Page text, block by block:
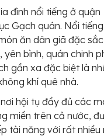
đình nổi tiếng ở quận
Gạch quán. Nổi
ăn dân giã đặc
yên bình, quán chinh
gần xa đặc biệt là
khí quê nhà.
hội tụ đầy đủ các
miền trên cả nước,
tài năng với rất nhiều